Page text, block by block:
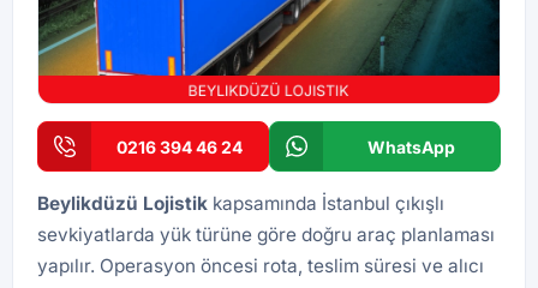
0216 394 46 24 WhatsApp
Beylikdüzü Lojistik kapsamında İstanbul çıkışlı
sevkiyatlarda yük türüne göre doğru araç planlaması
yapılır. Operasyon öncesi rota, teslim süresi ve alıcı